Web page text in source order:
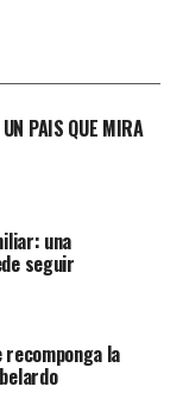
PAIS QUE MIRA
una
seguir
la